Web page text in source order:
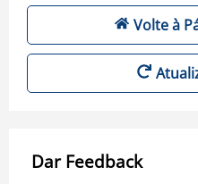
Volte à
Dar Feedback